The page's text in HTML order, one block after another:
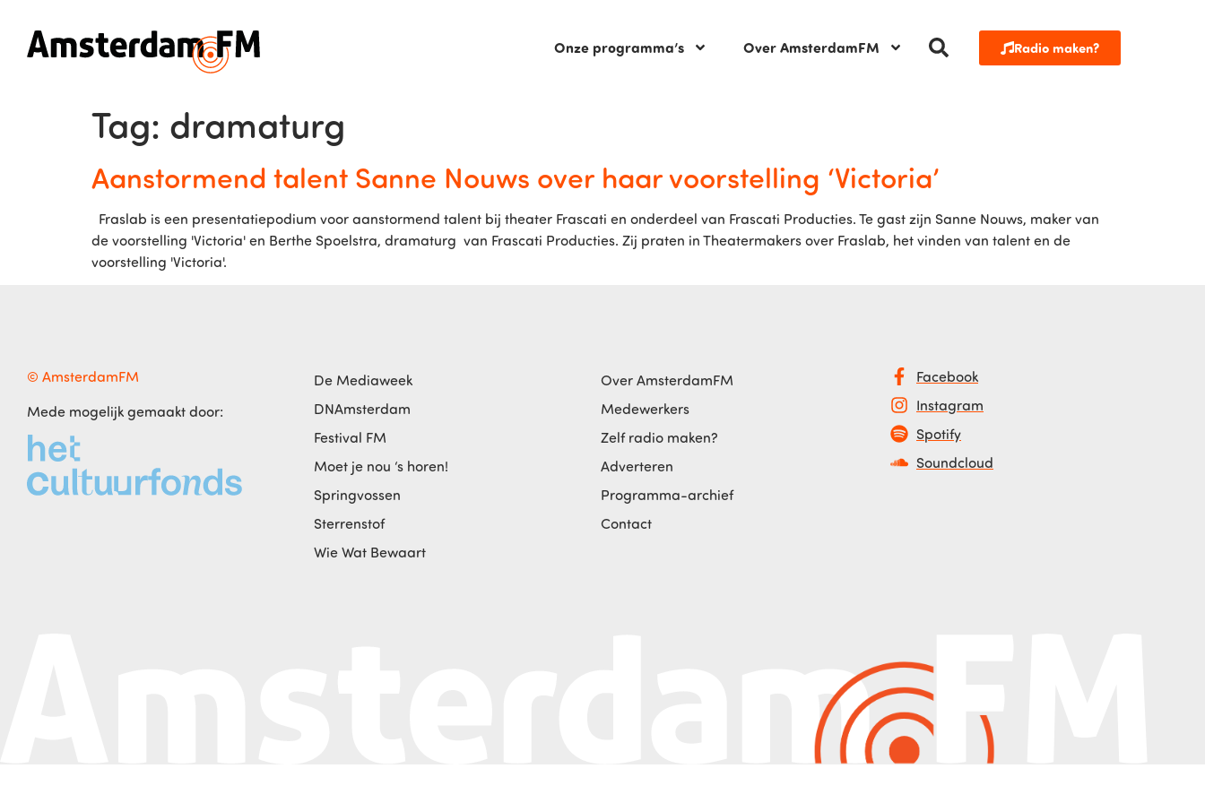
Onze programma’s Over AmsterdamFM Radio maken?
Tag: dramaturg
Aanstormend talent Sanne Nouws over haar voorstelling ‘Victoria’
Fraslab is een presentatiepodium voor aanstormend talent bij theater Frascati en onderdeel van Frascati Producties. Te gast zijn Sanne Nouws, maker van
de voorstelling 'Victoria' en Berthe Spoelstra, dramaturg van Frascati Producties. Zij praten in Theatermakers over Fraslab, het vinden van talent en de
voorstelling 'Victoria'.
© AmsterdamFM
Mede mogelijk gemaakt door:
De Mediaweek
DNAmsterdam
Festival FM
Moet je nou ‘s horen!
Springvossen
Sterrenstof
Wie Wat Bewaart
Over AmsterdamFM
Medewerkers
Zelf radio maken?
Adverteren
Programma-archief
Contact
Facebook
Instagram
Spotify
Soundcloud